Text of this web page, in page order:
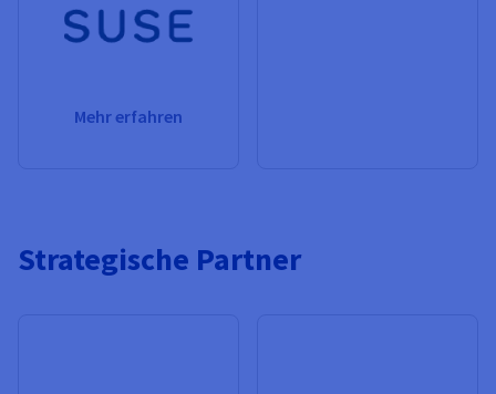
Mehr erfahren
Strategische Partner